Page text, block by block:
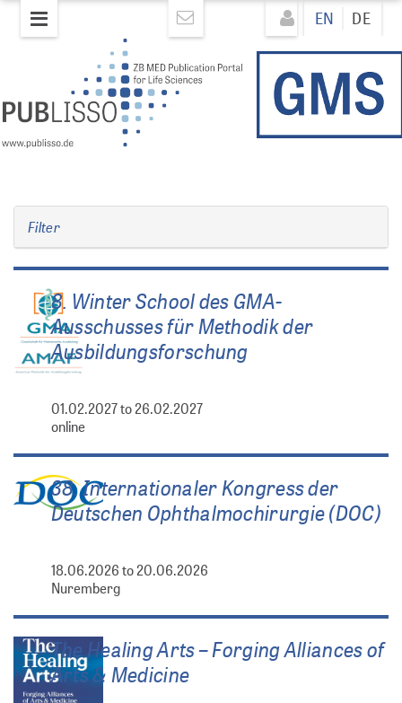
Direkt
zum
EN DE
Filter
8. Winter School des GMA-
Ausschusses für Methodik der
Ausbildungsforschung
01.02.2027 to 26.02.2027
online
38. Internationaler Kongress der
Deutschen Ophthalmochirurgie (DOC)
18.06.2026 to 20.06.2026
Nuremberg
The Healing Arts – Forging Alliances of
Arts & Medicine